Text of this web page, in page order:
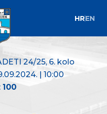
HREN
24/25, 6. kolo
| 10:00
100